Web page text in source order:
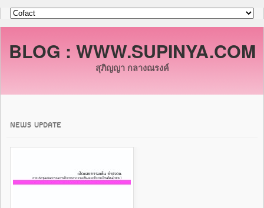
BLOG : WWW.SUPINYA.COM
สุภิญญา กลางณรงค์
NEWS UPDATE